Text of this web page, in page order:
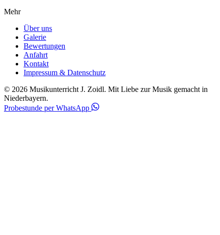
Mehr
Über uns
Galerie
Bewertungen
Anfahrt
Kontakt
Impressum & Datenschutz
© 2026 Musikunterricht J. Zoidl. Mit Liebe zur Musik gemacht in
Niederbayern.
Probestunde per WhatsApp